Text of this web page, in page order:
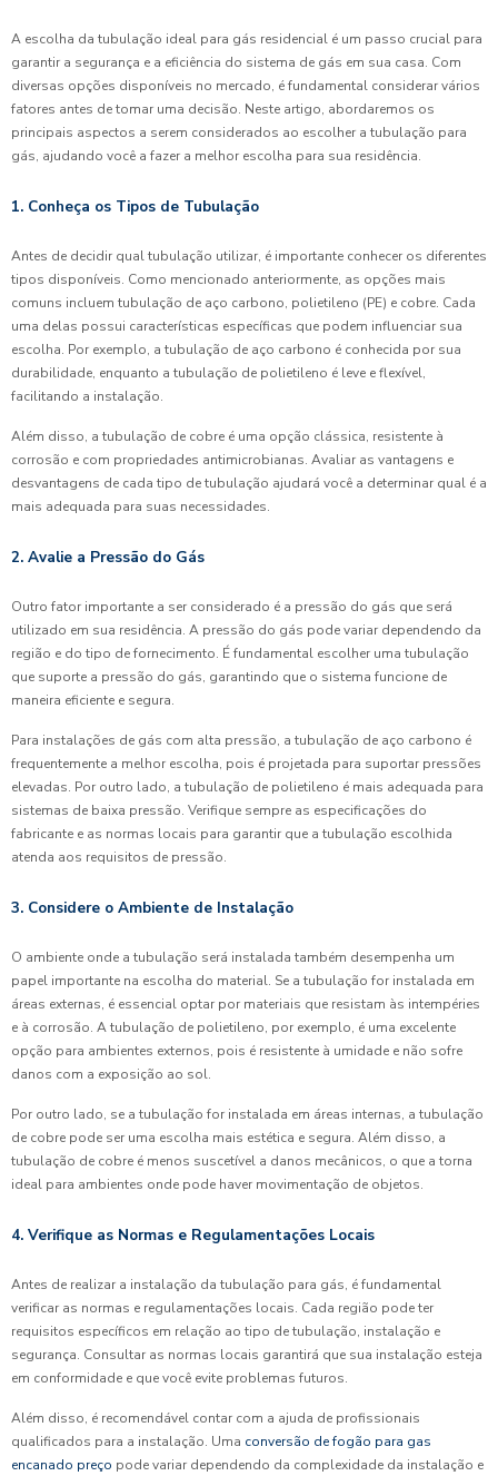
A escolha da tubulação ideal para gás residencial é um passo crucial para
garantir a segurança e a eficiência do sistema de gás em sua casa. Com
diversas opções disponíveis no mercado, é fundamental considerar vários
fatores antes de tomar uma decisão. Neste artigo, abordaremos os
principais aspectos a serem considerados ao escolher a tubulação para
gás, ajudando você a fazer a melhor escolha para sua residência.
1. Conheça os Tipos de Tubulação
Antes de decidir qual tubulação utilizar, é importante conhecer os diferentes
tipos disponíveis. Como mencionado anteriormente, as opções mais
comuns incluem tubulação de aço carbono, polietileno (PE) e cobre. Cada
uma delas possui características específicas que podem influenciar sua
escolha. Por exemplo, a tubulação de aço carbono é conhecida por sua
durabilidade, enquanto a tubulação de polietileno é leve e flexível,
facilitando a instalação.
Além disso, a tubulação de cobre é uma opção clássica, resistente à
corrosão e com propriedades antimicrobianas. Avaliar as vantagens e
desvantagens de cada tipo de tubulação ajudará você a determinar qual é a
mais adequada para suas necessidades.
2. Avalie a Pressão do Gás
Outro fator importante a ser considerado é a pressão do gás que será
utilizado em sua residência. A pressão do gás pode variar dependendo da
região e do tipo de fornecimento. É fundamental escolher uma tubulação
que suporte a pressão do gás, garantindo que o sistema funcione de
maneira eficiente e segura.
Para instalações de gás com alta pressão, a tubulação de aço carbono é
frequentemente a melhor escolha, pois é projetada para suportar pressões
elevadas. Por outro lado, a tubulação de polietileno é mais adequada para
sistemas de baixa pressão. Verifique sempre as especificações do
fabricante e as normas locais para garantir que a tubulação escolhida
atenda aos requisitos de pressão.
3. Considere o Ambiente de Instalação
O ambiente onde a tubulação será instalada também desempenha um
papel importante na escolha do material. Se a tubulação for instalada em
áreas externas, é essencial optar por materiais que resistam às intempéries
e à corrosão. A tubulação de polietileno, por exemplo, é uma excelente
opção para ambientes externos, pois é resistente à umidade e não sofre
danos com a exposição ao sol.
Por outro lado, se a tubulação for instalada em áreas internas, a tubulação
de cobre pode ser uma escolha mais estética e segura. Além disso, a
tubulação de cobre é menos suscetível a danos mecânicos, o que a torna
ideal para ambientes onde pode haver movimentação de objetos.
4. Verifique as Normas e Regulamentações Locais
Antes de realizar a instalação da tubulação para gás, é fundamental
verificar as normas e regulamentações locais. Cada região pode ter
requisitos específicos em relação ao tipo de tubulação, instalação e
segurança. Consultar as normas locais garantirá que sua instalação esteja
em conformidade e que você evite problemas futuros.
Além disso, é recomendável contar com a ajuda de profissionais
qualificados para a instalação. Uma conversão de fogão para gas
encanado preço pode variar dependendo da complexidade da instalação e